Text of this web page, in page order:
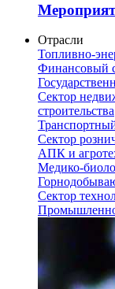
Отрасли
Топливно-
Финансовый
Сектор
строительства
Сектор
АПК и
Медико-
Сектор